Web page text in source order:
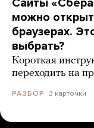
Сайты
можно
браузерах.
выбрать?
Короткая
переходить на
РАЗБОР 3 карточки